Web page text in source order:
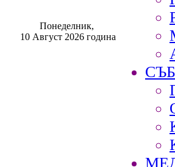
Понеделник,
10 Август 2026 година